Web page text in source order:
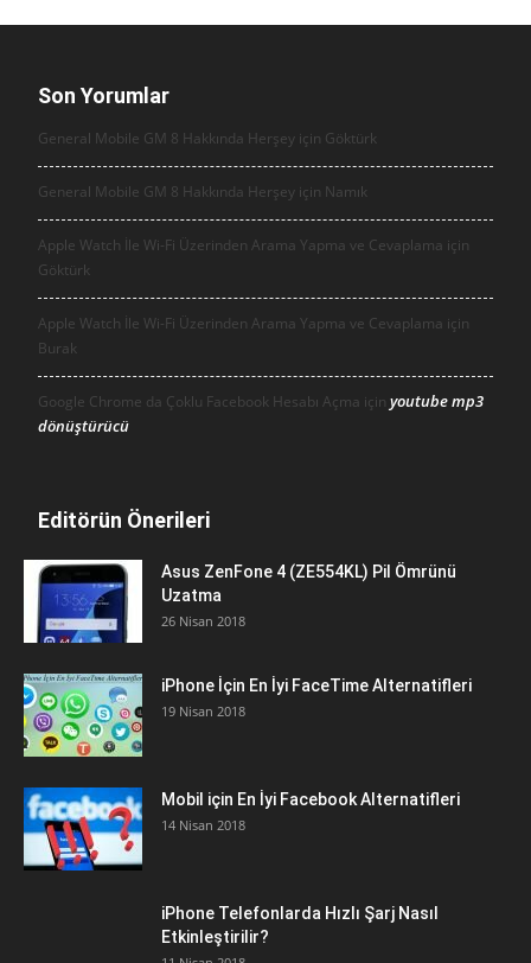
Son Yorumlar
General Mobile GM 8 Hakkında Herşey için Göktürk
General Mobile GM 8 Hakkında Herşey için Namık
Apple Watch İle Wi-Fi Üzerinden Arama Yapma ve Cevaplama için
Göktürk
Apple Watch İle Wi-Fi Üzerinden Arama Yapma ve Cevaplama için
Burak
Google Chrome da Çoklu Facebook Hesabı Açma için youtube mp3
dönüştürücü
Editörün Önerileri
Asus ZenFone 4 (ZE554KL) Pil Ömrünü
Uzatma
26 Nisan 2018
iPhone İçin En İyi FaceTime Alternatifleri
19 Nisan 2018
Mobil için En İyi Facebook Alternatifleri
14 Nisan 2018
iPhone Telefonlarda Hızlı Şarj Nasıl
Etkinleştirilir?